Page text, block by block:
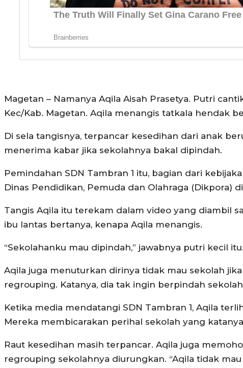
Magetan – Namanya Aqila Aisah Prasetya. Putri
Kec/Kab. Magetan. Aqila menangis tatkala hendak
Di sela tangisnya, terpancar kesedihan dari anak
menerima kabar jika sekolahnya bakal dipindah.
Pemindahan SDN Tambran 1 itu, bagian dari
Dinas Pendidikan, Pemuda dan Olahraga (Dikpora)
Tangis Aqila itu terekam dalam video yang diambil
ibu lantas bertanya, kenapa Aqila menangis.
“Sekolahanku mau dipindah,” jawabnya putri kecil itu.
Aqila juga menuturkan dirinya tidak mau sekolah
regrouping. Katanya, dia tak ingin berpindah
Ketika media mendatangi SDN Tambran 1, Aqila
Mereka membicarakan perihal sekolah yang
Raut kesedihan masih terpancar. Aqila juga
regrouping sekolahnya diurungkan. “Aqila tidak